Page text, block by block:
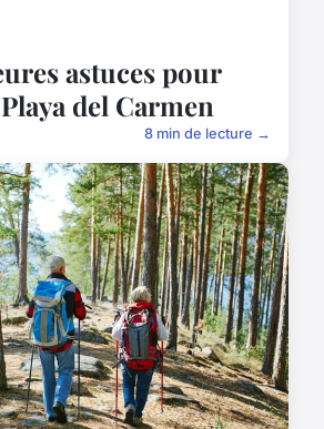
astuces pour
del Carmen
8 min de lecture →